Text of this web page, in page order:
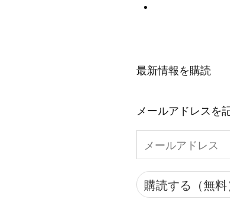
最新情報を購読
メールアドレスを
ー
ル
ア購読する（無料